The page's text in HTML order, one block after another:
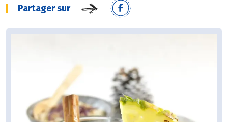
Partager sur